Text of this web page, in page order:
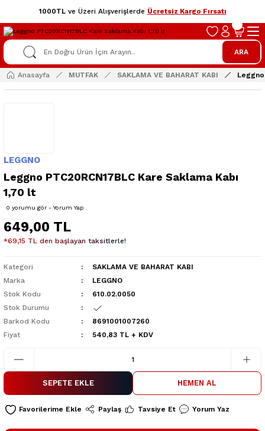
1000TLve Üzeri Alışverişlerde Ücretsiz Kargo Fırsatı
ARA
Anasayfa MUTFAK SAKLAMA VE BAHARAT KABI Leggno
LEGGNO
Leggno PTC20RCN17BLC Kare Saklama Kabı
1,70 lt
0 yorumu gör - Yorum Yap
649,00 TL
*69,15 TL den başlayan taksitlerle!
Kategori
SAKLAMA VE BAHARAT KABI
Marka
LEGGNO
Stok Kodu
610.02.0050
Stok Durumu
Barkod Kodu
8691001007260
Fiyat
540,83 TL + KDV
SEPETE EKLE HEMEN AL
Paylaş Tavsiye Et Yorum Yaz